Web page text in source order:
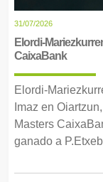
31/07/2026
Elordi-
CaixaBank
Elordi-
Imaz en
Masters
ganado a